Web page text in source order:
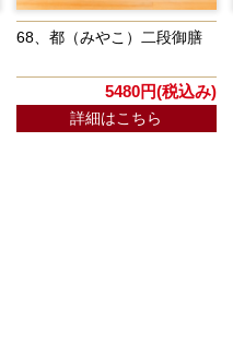
68、都（みやこ）二段御膳
5480円(税込み)
詳細はこちら